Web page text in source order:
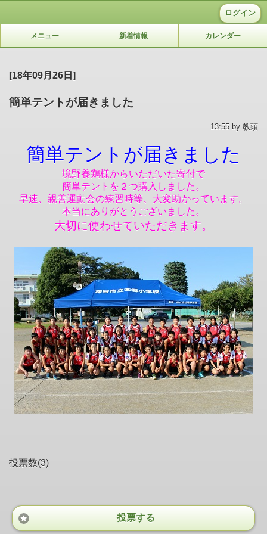
ログイン
メニュー 新着情報 カレンダー
[18年09月26日]
簡単テントが届きました
13:55 by 教頭
簡単テントが届きました
境野養鶏様からいただいた寄付で
簡単テントを２つ購入しました。
早速、親善運動会の練習時等、大変助かっています。
本当にありがとうございました。
大切に使わせていただきます。
投票数(3)
投票する